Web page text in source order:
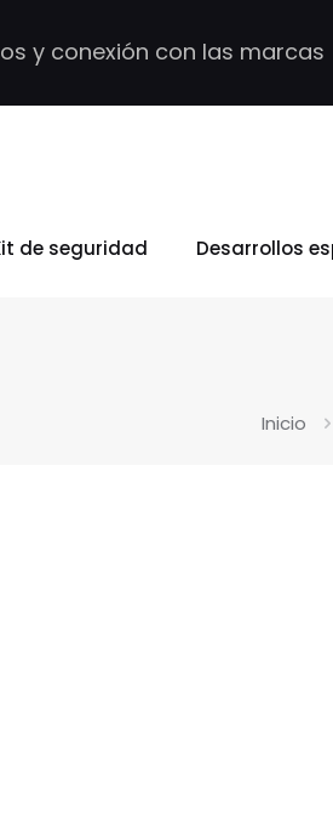
y conexión con las marcas
de seguridad Desarrollos
Inicio